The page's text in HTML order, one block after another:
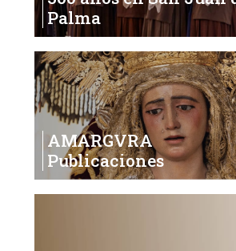
Palma
AMARGVRA
Publicaciones